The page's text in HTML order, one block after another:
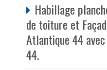
Habillage
de toiture et
Atlantique 44
44.